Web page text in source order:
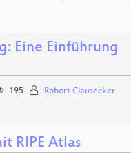
Eine Einführung
195 Robert Clausecker
RIPE Atlas